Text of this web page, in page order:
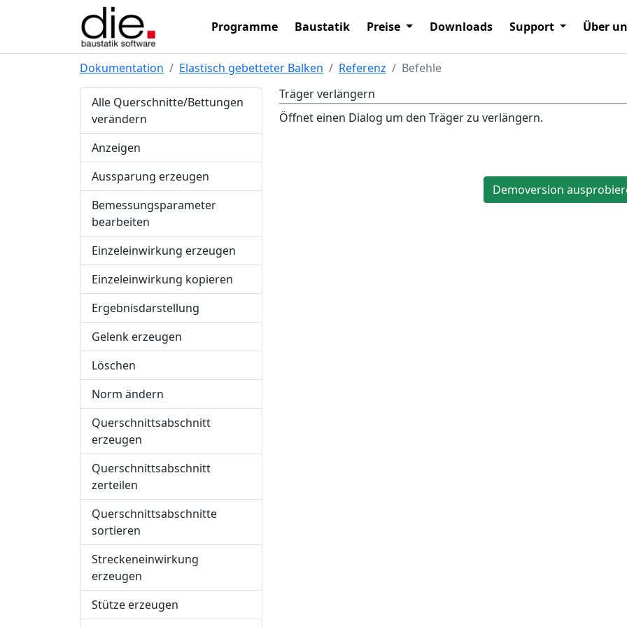
Programme Baustatik Preise Downloads Support Über
Dokumentation Elastisch gebetteter Balken Referenz Befehle
Alle Querschnitte/Bettungen
verändern
Anzeigen
Aussparung erzeugen
Bemessungsparameter
bearbeiten
Einzeleinwirkung erzeugen
Einzeleinwirkung kopieren
Ergebnisdarstellung
Gelenk erzeugen
Löschen
Norm ändern
Querschnittsabschnitt
erzeugen
Querschnittsabschnitt
zerteilen
Querschnittsabschnitte
sortieren
Streckeneinwirkung
erzeugen
Stütze erzeugen
Träger verlängern
Öffnet einen Dialog um den Träger zu verlängern.
Demoversion